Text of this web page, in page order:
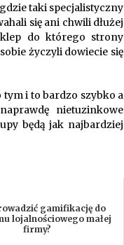
taki specjalistyczny
się ani chwili dłużej
do którego strony
życzyli dowiecie się
tym i to bardzo szybko a
nietuzinkowe
będą jak najbardziej
gamifikację do
lojalnościowego małej
firmy?